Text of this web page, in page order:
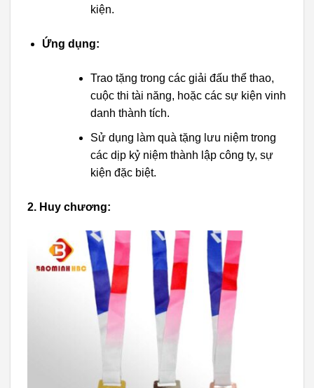
kiện.
Ứng dụng:
Trao tặng trong các giải đấu thể thao,
cuộc thi tài năng, hoặc các sự kiện vinh
danh thành tích.
Sử dụng làm quà tặng lưu niệm trong
các dịp kỷ niệm thành lập công ty, sự
kiện đặc biệt.
2. Huy chương: